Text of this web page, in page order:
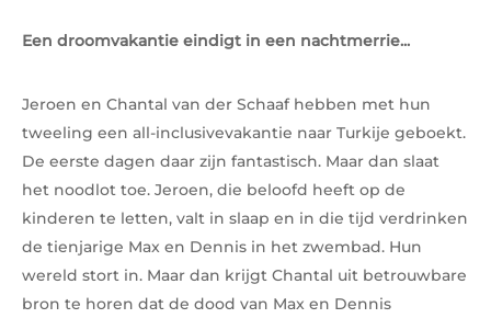
Een droomvakantie eindigt in een nachtmerrie...
Jeroen en Chantal van der Schaaf hebben met hun
tweeling een all-inclusivevakantie naar Turkije geboekt.
De eerste dagen daar zijn fantastisch. Maar dan slaat
het noodlot toe. Jeroen, die beloofd heeft op de
kinderen te letten, valt in slaap en in die tijd verdrinken
de tienjarige Max en Dennis in het zwembad. Hun
wereld stort in. Maar dan krijgt Chantal uit betrouwbare
bron te horen dat de dood van Max en Dennis